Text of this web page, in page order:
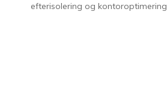
efterisolering og kontoroptimering